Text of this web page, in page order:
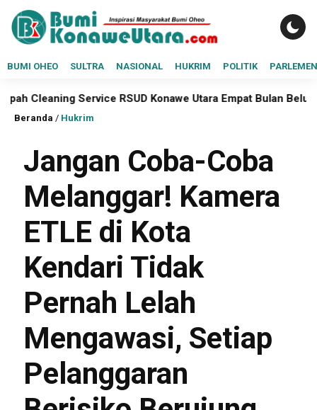
BUMI OHEO SULTRA NASIONAL HUKRIM POLITIK PARLEMEN
Service RSUD Konawe Utara Empat Bulan Belum Dibayar
Beranda / Hukrim
Jangan Coba-Coba
Melanggar! Kamera
ETLE di Kota
Kendari Tidak
Pernah Lelah
Mengawasi, Setiap
Pelanggaran